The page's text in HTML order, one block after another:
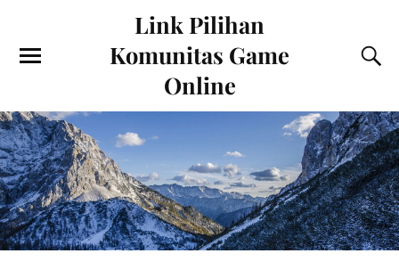
Link Pilihan
Komunitas Game
Online